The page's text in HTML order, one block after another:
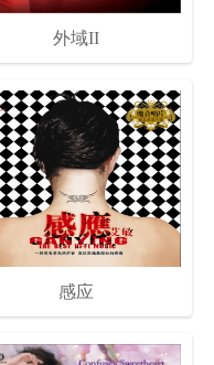
外域II
感应